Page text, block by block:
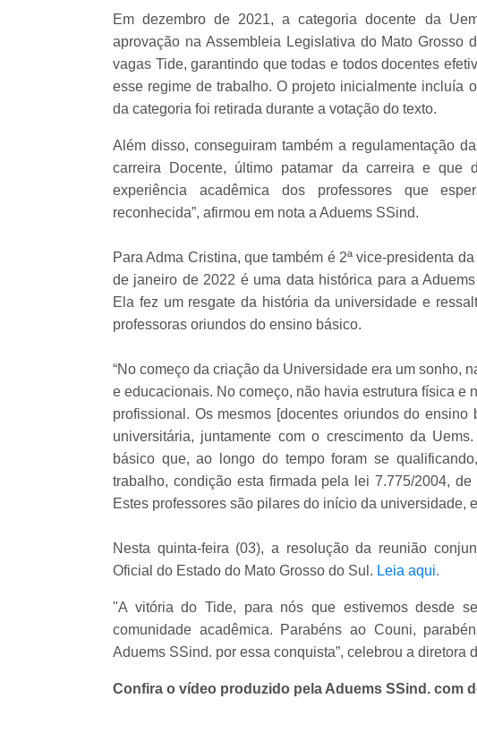
Em dezembro de 2021, a categoria docente da
aprovação na Assembleia Legislativa do Mato
vagas Tide, garantindo que todas e todos docentes
esse regime de trabalho. O projeto inicialmente incluía
da categoria foi retirada durante a votação do texto.
Além disso, conseguiram também a regulamentação
carreira Docente, último patamar da carreira e que
experiência acadêmica dos professores que
reconhecida”, afirmou em nota a Aduems SSind.
Para Adma Cristina, que também é 2ª vice-presidenta
de janeiro de 2022 é uma data histórica para a
Ela fez um resgate da história da universidade e
professoras oriundos do ensino básico.
“No começo da criação da Universidade era um sonho,
e educacionais. No começo, não havia estrutura física e
profissional. Os mesmos [docentes oriundos do
universitária, juntamente com o crescimento da
básico que, ao longo do tempo foram se
trabalho, condição esta firmada pela lei 7.775/2004,
Estes professores são pilares do início da universidade,
Nesta quinta-feira (03), a resolução da reunião
Oficial do Estado do Mato Grosso do Sul. Leia aqui.
"A vitória do Tide, para nós que estivemos desde
comunidade acadêmica. Parabéns ao Couni,
Aduems SSind. por essa conquista”, celebrou a diretora
Confira o vídeo produzido pela Aduems SSind. com